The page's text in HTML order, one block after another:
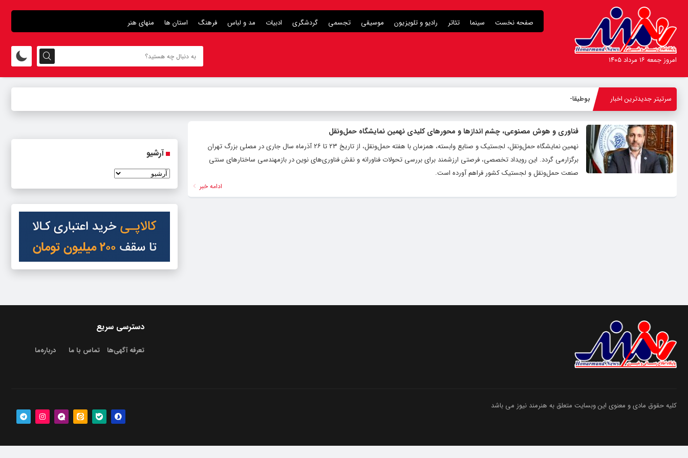
صفحه نخست سینما تئاتر رادیو و تلویزیون موسیقی تجسمی گردشگری ادبیات مد و لباس فرهنگ استان ها منهای هنر
امروز جمعه ۱۶ مرداد ۱۴۰۵
سرتیتر جدیدترین اخبار بوطیقای عشق
فناوری و هوش مصنوعی، چشم‌ اندازها و محورهای کلیدی نهمین نمایشگاه حمل‌ونقل
نهمین نمایشگاه حمل‌ونقل، لجستیک و صنایع وابسته، همزمان با هفته حمل‌ونقل، از تاریخ ۲۳ تا ۲۶ آذرماه سال جاری در مصلی بزرگ تهران
برگزارمی گردد. این رویداد تخصصی، فرصتی ارزشمند برای بررسی تحولات فناورانه و نقش فناوری‌های نوین در بازمهندسی ساختارهای سنتی
صنعت حمل‌ونقل و لجستیک کشور فراهم آورده است.
ادامه خبر
آرشیو
دسترسی سریع
تعرفه آگهی‌ها تماس با ما درباره‌‌ما
کلیه حقوق مادی و معنوی این وبسایت متعلق به هنرمند نیوز می باشد